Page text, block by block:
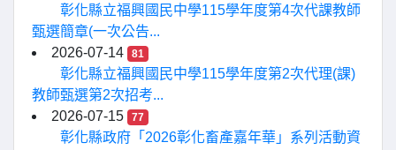
彰化縣立福興國民中學115學年度第4次代課教師
甄選簡章(一次公告...
2026-07-14
81
彰化縣立福興國民中學115學年度第2次代理(課)
教師甄選第2次招考...
2026-07-15
77
彰化縣政府「2026彰化畜產嘉年華」系列活動資